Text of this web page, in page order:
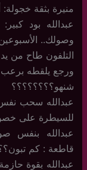
منيرة بثقة خجولة:
عبدالله بود
وصولك..
التلفون طاح من يد
ورجع يلقطه
شنهو؟؟؟؟؟؟؟؟
عبدالله سحب
للسيطرة على
عبدالله بنفس
قاطعة : كم
عبدالله بقوة